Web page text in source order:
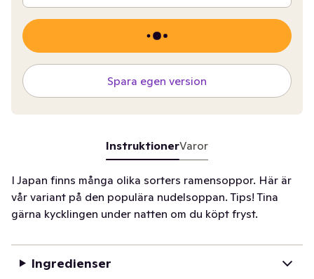
Spara egen version
InstruktionerVaror
I Japan finns många olika sorters ramensoppor. Här är
vår variant på den populära nudelsoppan. Tips! Tina
gärna kycklingen under natten om du köpt fryst.
Ingredienser